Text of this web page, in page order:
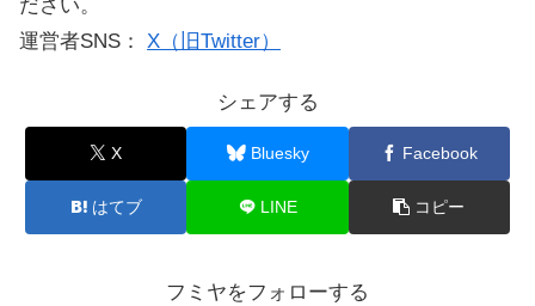
ださい。
運営者SNS： X（旧Twitter）
シェアする
X Bluesky Facebook
はてブ LINE コピー
フミヤをフォローする